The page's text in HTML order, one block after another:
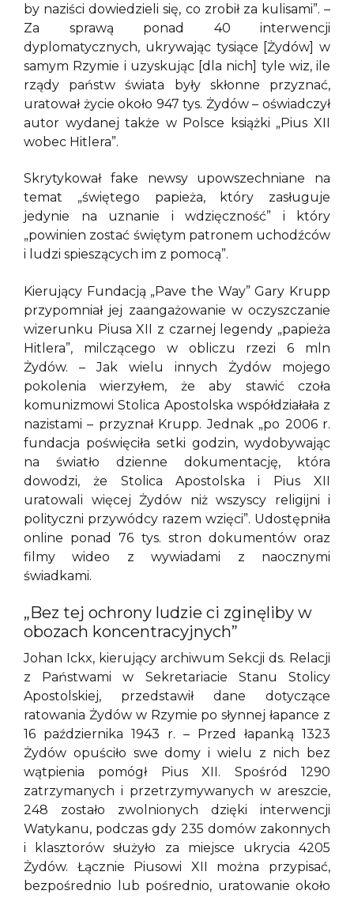
by naziści dowiedzieli się, co zrobił za kulisami”. –
Za sprawą ponad 40 interwencji
dyplomatycznych, ukrywając tysiące [Żydów] w
samym Rzymie i uzyskując [dla nich] tyle wiz, ile
rządy państw świata były skłonne przyznać,
uratował życie około 947 tys. Żydów – oświadczył
autor wydanej także w Polsce książki „Pius XII
wobec Hitlera”.
Skrytykował fake newsy upowszechniane na
temat „świętego papieża, który zasługuje
jedynie na uznanie i wdzięczność” i który
„powinien zostać świętym patronem uchodźców
i ludzi spieszących im z pomocą”.
Kierujący Fundacją „Pave the Way” Gary Krupp
przypomniał jej zaangażowanie w oczyszczanie
wizerunku Piusa XII z czarnej legendy „papieża
Hitlera”, milczącego w obliczu rzezi 6 mln
Żydów. – Jak wielu innych Żydów mojego
pokolenia wierzyłem, że aby stawić czoła
komunizmowi Stolica Apostolska współdziałała z
nazistami – przyznał Krupp. Jednak „po 2006 r.
fundacja poświęciła setki godzin, wydobywając
na światło dzienne dokumentację, która
dowodzi, że Stolica Apostolska i Pius XII
uratowali więcej Żydów niż wszyscy religijni i
polityczni przywódcy razem wzięci”. Udostępniła
online ponad 76 tys. stron dokumentów oraz
filmy wideo z wywiadami z naocznymi
świadkami.
„Bez tej ochrony ludzie ci zginęliby w
obozach koncentracyjnych”
Johan Ickx, kierujący archiwum Sekcji ds. Relacji
z Państwami w Sekretariacie Stanu Stolicy
Apostolskiej, przedstawił dane dotyczące
ratowania Żydów w Rzymie po słynnej łapance z
16 października 1943 r. – Przed łapanką 1323
Żydów opuściło swe domy i wielu z nich bez
wątpienia pomógł Pius XII. Spośród 1290
zatrzymanych i przetrzymywanych w areszcie,
248 zostało zwolnionych dzięki interwencji
Watykanu, podczas gdy 235 domów zakonnych
i klasztorów służyło za miejsce ukrycia 4205
Żydów. Łącznie Piusowi XII można przypisać,
bezpośrednio lub pośrednio, uratowanie około